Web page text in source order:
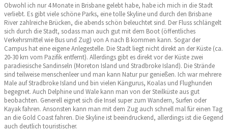
Obwohl ich nur 4 Monate in Brisbane gelebt habe, habe ich mich in die Stadt
verliebt. Es gibt viele schöne Parks, eine tolle Skyline und durch den Brisbane
River zahlreiche Brücken, die abends schön beleuchtet sind. Der Fluss schlängelt
sich durch die Stadt, sodass man auch gut mit dem Boot (öffentliches
Verkehrsmittel wie Bus und Zug) von A nach B kommen kann. Sogar der
Campus hat eine eigene Anlegestelle. Die Stadt liegt nicht direkt an der Küste (ca.
20-30 km vom Pazifik entfernt). Allerdings gibt es direkt vor der Küste zwei
paradiesische Sandinseln (Moreton Island und Stradbroke Island). Die Strände
sind teilweise menschenleer und man kann Natur pur genießen. Ich war mehrere
Male auf Stradbroke Island und bin vielen Kängurus, Koalas und Flughunden
begegnet. Auch Delphine und Wale kann man von der Steilküste aus gut
beobachten. Generell eignet sich die Insel super zum Wandern, Surfen oder
Kayak fahren. Ansonsten kann man mit dem Zug auch schnell mal für einen Tag
an die Gold Coast fahren. Die Skyline ist beeindruckend, allerdings ist die Gegend
auch deutlich touristischer.